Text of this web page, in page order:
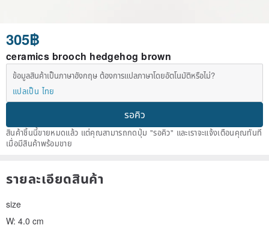
305฿
ceramics brooch hedgehog brown
ข้อมูลสินค้าเป็นภาษาอังกฤษ ต้องการแปลภาษาโดยอัตโนมัติหรือไม่?
แปลเป็น ไทย
รอคิว
สินค้าชิ้นนี้ขายหมดแล้ว แต่คุณสามารถกดปุ่ม "รอคิว" และเราจะแจ้งเตือนคุณทันที
เมื่อมีสินค้าพร้อมขาย
รายละเอียดสินค้า
size
W: 4.0 cm